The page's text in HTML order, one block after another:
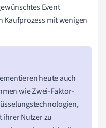
Event
Kaufprozess mit wenigen
heute auch
wie Zwei-Faktor-
ihrer Nutzer zu